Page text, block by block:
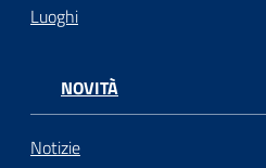
Luoghi
NOVITÀ
Notizie